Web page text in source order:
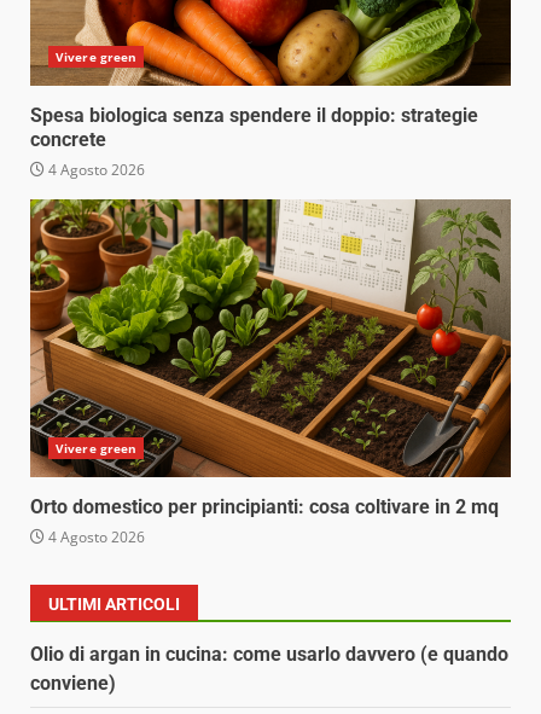
Vivere green
Spesa biologica senza spendere il doppio: strategie
concrete
4 Agosto 2026
Vivere green
Orto domestico per principianti: cosa coltivare in 2 mq
4 Agosto 2026
ULTIMI ARTICOLI
Olio di argan in cucina: come usarlo davvero (e quando
conviene)